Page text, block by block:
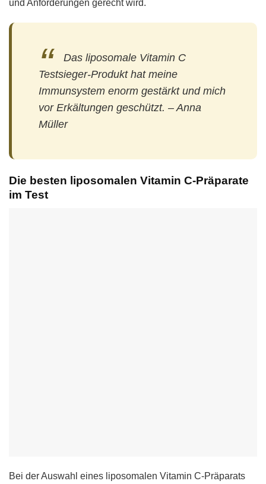
und Anforderungen gerecht wird.
Das liposomale Vitamin C
Testsieger-Produkt hat meine
Immunsystem enorm gestärkt und mich
vor Erkältungen geschützt. – Anna
Müller
Die besten liposomalen Vitamin C-Präparate
im Test
Bei der Auswahl eines liposomalen Vitamin C-Präparats